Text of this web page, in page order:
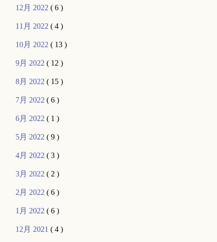
12月 2022( 6 )
11月 2022( 4 )
10月 2022( 13 )
9月 2022( 12 )
8月 2022( 15 )
7月 2022( 6 )
6月 2022( 1 )
5月 2022( 9 )
4月 2022( 3 )
3月 2022( 2 )
2月 2022( 6 )
1月 2022( 6 )
12月 2021( 4 )